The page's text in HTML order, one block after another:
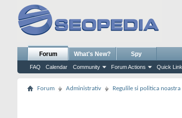
Forum
FAQ Calendar Community Forum Actions Quick
What's New? Spy
Forum Administrativ Regulile si politica noastra